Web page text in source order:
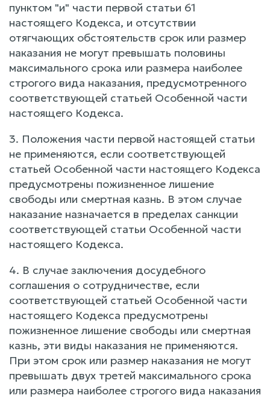
пунктом "и" части первой статьи 61
настоящего Кодекса, и отсутствии
отягчающих обстоятельств срок или размер
наказания не могут превышать половины
максимального срока или размера наиболее
строгого вида наказания, предусмотренного
соответствующей статьей Особенной части
настоящего Кодекса.
3. Положения части первой настоящей статьи
не применяются, если соответствующей
статьей Особенной части настоящего Кодекса
предусмотрены пожизненное лишение
свободы или смертная казнь. В этом случае
наказание назначается в пределах санкции
соответствующей статьи Особенной части
настоящего Кодекса.
4. В случае заключения досудебного
соглашения о сотрудничестве, если
соответствующей статьей Особенной части
настоящего Кодекса предусмотрены
пожизненное лишение свободы или смертная
казнь, эти виды наказания не применяются.
При этом срок или размер наказания не могут
превышать двух третей максимального срока
или размера наиболее строгого вида наказания